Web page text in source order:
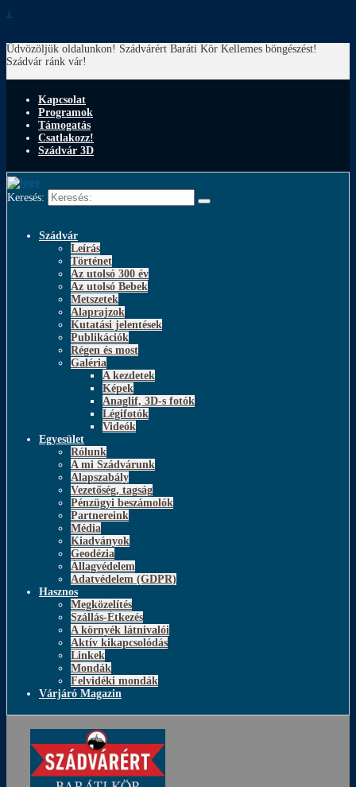
↓
Üdvözöljük oldalunkon! Szádvárért Baráti Kör Kellemes böngészést!
Szádvár ránk vár!
Kapcsolat
Programok
Támogatás
Csatlakozz!
Szádvár 3D
Keresés:
Szádvár
Leírás
Történet
Az utolsó 300 év
Az utolsó Bebek
Metszetek
Alaprajzok
Kutatási jelentések
Publikációk
Régen és most
Galéria
A kezdetek
Képek
Anaglif, 3D-s fotók
Légifotók
Videók
Egyesület
Rólunk
A mi Szádvárunk
Alapszabály
Vezetőség, tagság
Pénzügyi beszámolók
Partnereink
Média
Kiadványok
Geodézia
Állagvédelem
Adatvédelem (GDPR)
Hasznos
Megközelítés
Szállás-Étkezés
A környék látnivalói
Aktív kikapcsolódás
Linkek
Mondák
Felvidéki mondák
Várjáró Magazin